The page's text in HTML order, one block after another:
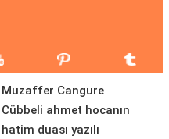
Muzaffer Cangure
Cübbeli ahmet hocanın
hatim duası yazılı